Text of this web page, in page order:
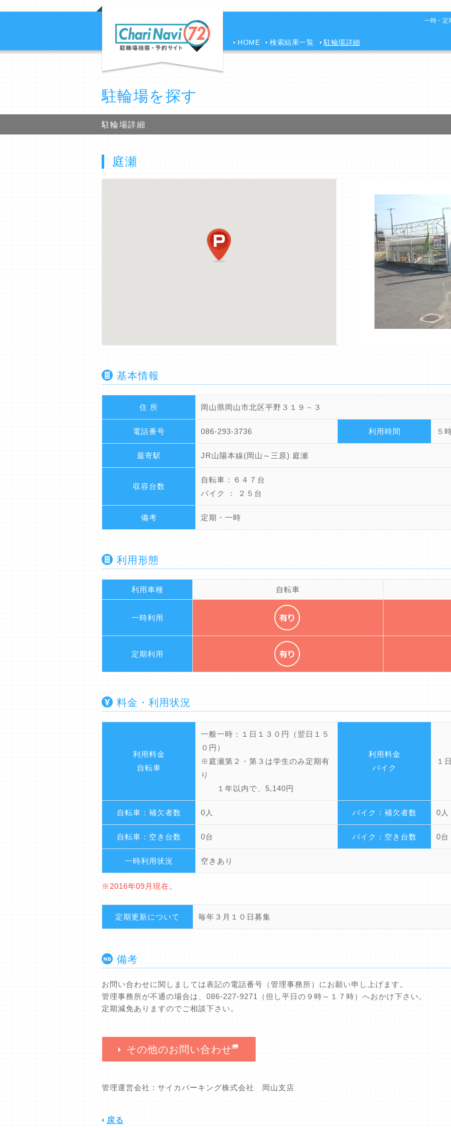
一時・定
HOME 検索結果一覧 駐輪場詳細
駐輪場を探す
駐輪場詳細
庭瀬
基本情報
住 所 岡山県岡山市北区平野３１９－３
電話番号 086-293-3736 利用時間 ５
最寄駅 JR山陽本線(岡山～三原) 庭瀬
収容台数
自転車：６４７台
バイク ： ２５台
備考 定期・一時
利用形態
利用車種 自転車
一時利用
定期利用
料金・利用状況
利用料金
自転車
一般一時：１日１３０円（翌日１５
０円）
※庭瀬第２・第３は学生のみ定期有
り
１年以内で、5,140円
利用料金
バイク
１
自転車：補欠者数 0人 バイク：補欠者数 0人
自転車：空き台数 0台 バイク：空き台数 0台
一時利用状況 空きあり
※2016年09月現在。
定期更新について 毎年３月１０日募集
備考
お問い合わせに関しましては表記の電話番号（管理事務所）にお願い申し上げます。
管理事務所が不通の場合は、086-227-9271（但し平日の９時～１７時）へおかけ下さい。
定期減免ありますのでご相談下さい。
その他のお問い合わせ
管理運営会社 : サイカパーキング株式会社 岡山支店
戻る